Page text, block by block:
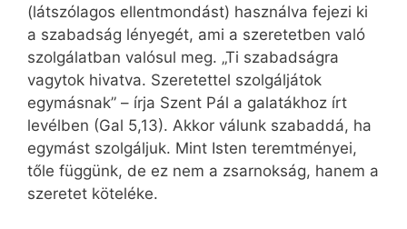
(látszólagos ellentmondást) használva fejezi ki
a szabadság lényegét, ami a szeretetben való
szolgálatban valósul meg. „Ti szabadságra
vagytok hivatva. Szeretettel szolgáljátok
egymásnak” – írja Szent Pál a galatákhoz írt
levélben (Gal 5,13). Akkor válunk szabaddá, ha
egymást szolgáljuk. Mint Isten teremtményei,
tőle függünk, de ez nem a zsarnokság, hanem a
szeretet köteléke.